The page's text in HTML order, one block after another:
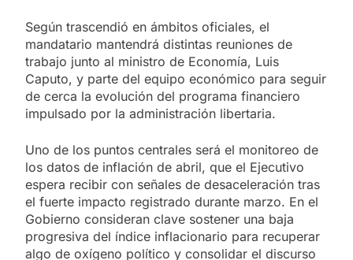
Según trascendió en ámbitos oficiales, el
mandatario mantendrá distintas reuniones de
trabajo junto al ministro de Economía, Luis
Caputo, y parte del equipo económico para seguir
de cerca la evolución del programa financiero
impulsado por la administración libertaria.
Uno de los puntos centrales será el monitoreo de
los datos de inflación de abril, que el Ejecutivo
espera recibir con señales de desaceleración tras
el fuerte impacto registrado durante marzo. En el
Gobierno consideran clave sostener una baja
progresiva del índice inflacionario para recuperar
algo de oxígeno político y consolidar el discurso